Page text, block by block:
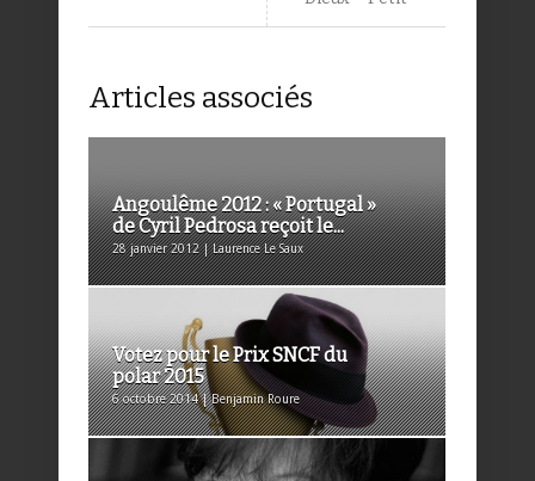
Articles associés
Angoulême 2012 : « Portugal »
de Cyril Pedrosa reçoit le...
28 janvier 2012 | Laurence Le Saux
Votez pour le Prix SNCF du
polar 2015
6 octobre 2014 | Benjamin Roure